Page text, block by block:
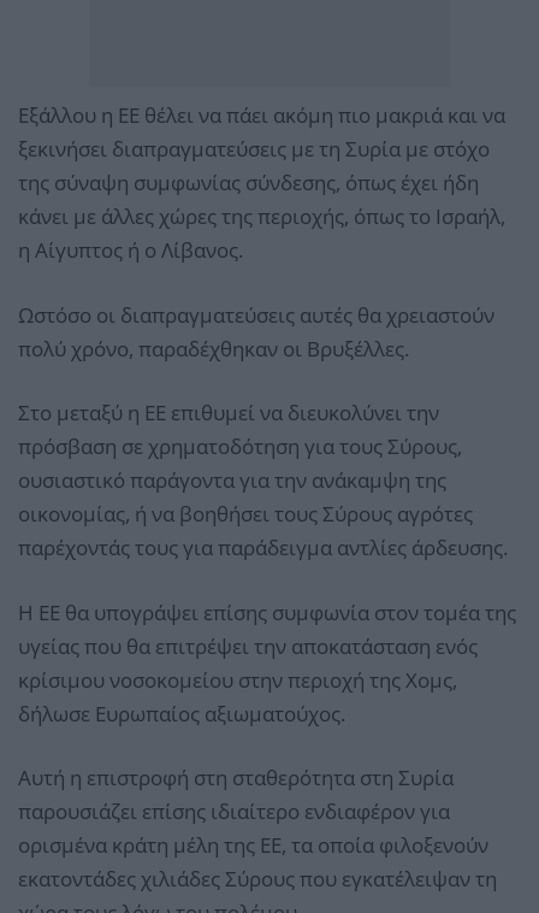
Εξάλλου η ΕΕ θέλει να πάει ακόμη πιο μακριά και να
ξεκινήσει διαπραγματεύσεις με τη Συρία με στόχο
της σύναψη συμφωνίας σύνδεσης, όπως έχει ήδη
κάνει με άλλες χώρες της περιοχής, όπως το Ισραήλ,
η Αίγυπτος ή ο Λίβανος.
Ωστόσο οι διαπραγματεύσεις αυτές θα χρειαστούν
πολύ χρόνο, παραδέχθηκαν οι Βρυξέλλες.
Στο μεταξύ η ΕΕ επιθυμεί να διευκολύνει την
πρόσβαση σε χρηματοδότηση για τους Σύρους,
ουσιαστικό παράγοντα για την ανάκαμψη της
οικονομίας, ή να βοηθήσει τους Σύρους αγρότες
παρέχοντάς τους για παράδειγμα αντλίες άρδευσης.
Η ΕΕ θα υπογράψει επίσης συμφωνία στον τομέα της
υγείας που θα επιτρέψει την αποκατάσταση ενός
κρίσιμου νοσοκομείου στην περιοχή της Χομς,
δήλωσε Ευρωπαίος αξιωματούχος.
Αυτή η επιστροφή στη σταθερότητα στη Συρία
παρουσιάζει επίσης ιδιαίτερο ενδιαφέρον για
ορισμένα κράτη μέλη της ΕΕ, τα οποία φιλοξενούν
εκατοντάδες χιλιάδες Σύρους που εγκατέλειψαν τη